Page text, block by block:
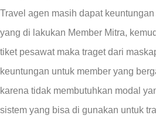
Travel agen masih dapat
yang di lakukan Member Mitra,
tiket pesawat maka traget dari
keuntungan untuk member yang
karena tidak membutuhkan modal
sistem yang bisa di gunakan untuk